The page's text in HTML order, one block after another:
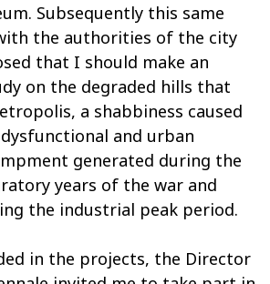
Subsequently this same
the authorities of the city
that I should make an
on the degraded hills that
a shabbiness caused
and urban
generated during the
years of the war and
the industrial peak period.
in the projects, the Director